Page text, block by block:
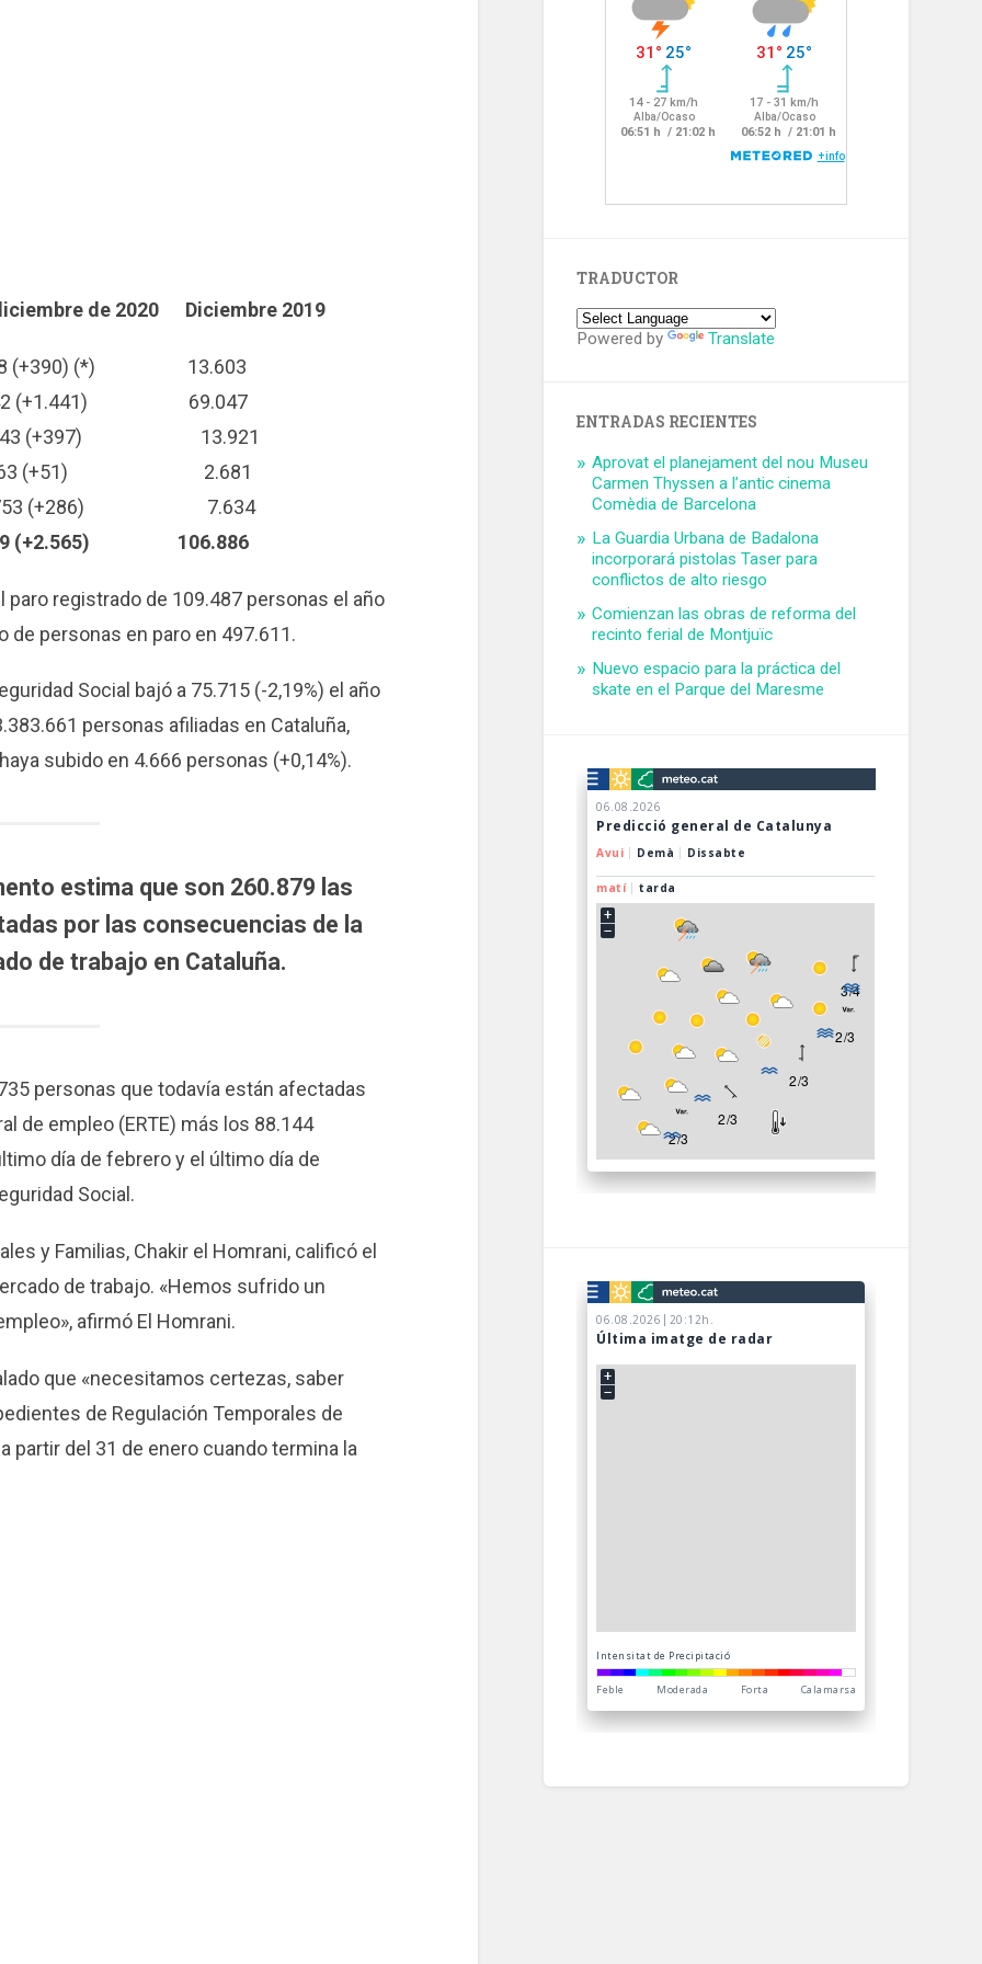
de 2020 Diciembre 2019
(*) 13.603
69.047
(+397) 13.921
(+51) 2.681
9.753 (+286) 7.634
106.886
registrado de 109.487 personas el año
de personas en paro en 497.611.
Social bajó a 75.715 (-2,19%) el año
personas afiliadas en Cataluña,
subido en 4.666 personas (+0,14%).
estima que son 260.879 las
por las consecuencias de la
de trabajo en Cataluña.
personas que todavía están afectadas
de empleo (ERTE) más los 88.144
día de febrero y el último día de
Social.
y Familias, Chakir el Homrani, calificó el
de trabajo. «Hemos sufrido un
afirmó El Homrani.
que «necesitamos certezas, saber
de Regulación Temporales de
partir del 31 de enero cuando termina la
TRADUCTOR
Powered by Translate
ENTRADAS RECIENTES
Aprovat el planejament del nou Museu
Carmen Thyssen a l’antic cinema
Comèdia de Barcelona
La Guardia Urbana de Badalona
incorporará pistolas Taser para
conflictos de alto riesgo
Comienzan las obras de reforma del
recinto ferial de Montjuïc
Nuevo espacio para la práctica del
skate en el Parque del Maresme